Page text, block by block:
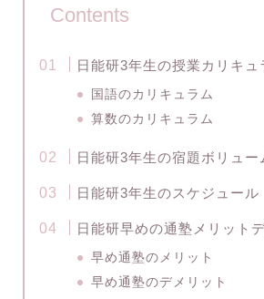
Contents
日能研3年生の授業カリキュ
国語のカリキュラム
算数のカリキュラム
日能研3年生の宿題ボリュー
日能研3年生のスケジュール
日能研早めの通塾メリット
早め通塾のメリット
早め通塾のデメリット